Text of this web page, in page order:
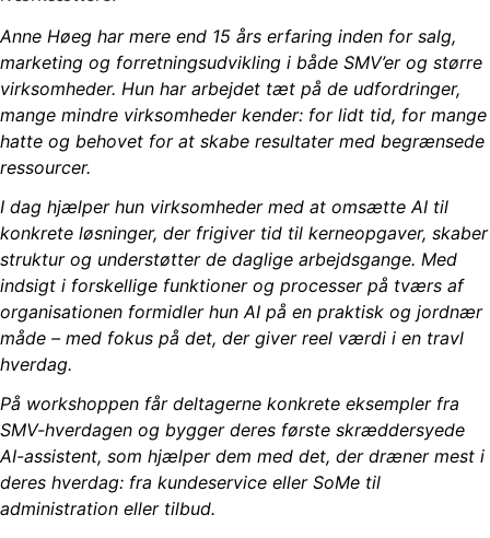
Anne Høeg har mere end 15 års erfaring inden for salg,
marketing og forretningsudvikling i både SMV’er og større
virksomheder. Hun har arbejdet tæt på de udfordringer,
mange mindre virksomheder kender: for lidt tid, for mange
hatte og behovet for at skabe resultater med begrænsede
ressourcer.
I dag hjælper hun virksomheder med at omsætte AI til
konkrete løsninger, der frigiver tid til kerneopgaver, skaber
struktur og understøtter de daglige arbejdsgange. Med
indsigt i forskellige funktioner og processer på tværs af
organisationen formidler hun AI på en praktisk og jordnær
måde – med fokus på det, der giver reel værdi i en travl
hverdag.
På workshoppen får deltagerne konkrete eksempler fra
SMV-hverdagen og bygger deres første skræddersyede
AI-assistent, som hjælper dem med det, der dræner mest i
deres hverdag: fra kundeservice eller SoMe til
administration eller tilbud.